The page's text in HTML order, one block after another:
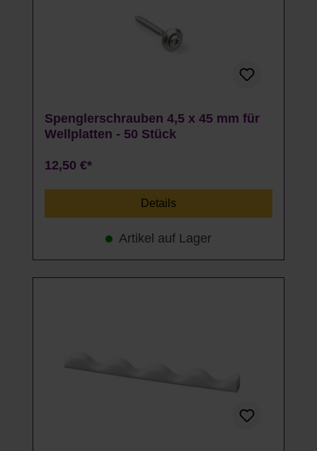
Spenglerschrauben 4,5 x 45 mm für
Wellplatten - 50 Stück
12,50 €*
Details
Artikel auf Lager